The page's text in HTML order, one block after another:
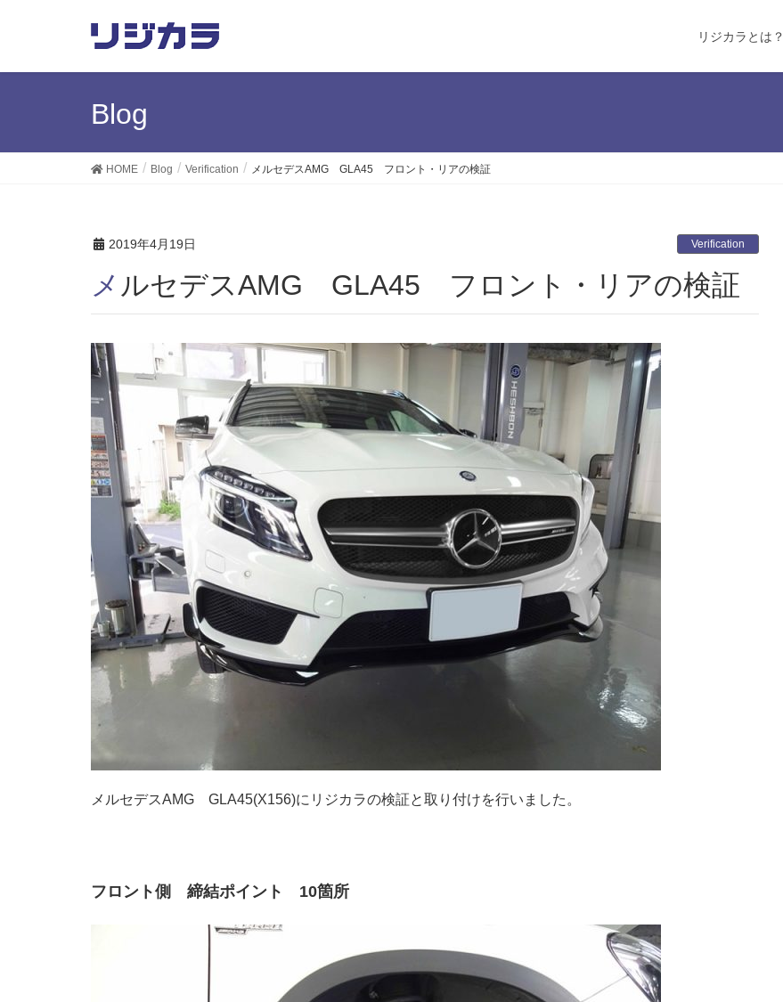
リジカラとは？
Blog
HOME Blog Verification メルセデスAMG GLA45 フロント・リアの検証
2019年4月19日 Verification
メルセデスAMG GLA45 フロント・リアの検証
メルセデスAMG GLA45(X156)にリジカラの検証と取り付けを行いました。
フロント側 締結ポイント 10箇所